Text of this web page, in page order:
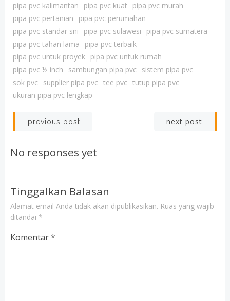
pipa pvc kalimantan
pipa pvc kuat
pipa pvc murah
pipa pvc pertanian
pipa pvc perumahan
pipa pvc standar sni
pipa pvc sulawesi
pipa pvc sumatera
pipa pvc tahan lama
pipa pvc terbaik
pipa pvc untuk proyek pipa pvc untuk rumah
pipa pvc ½ inch
sambungan pipa pvc
sistem pipa pvc
sok pvc
supplier pipa pvc tee pvc tutup pipa pvc
ukuran pipa pvc lengkap
Post
navigation
previous post next post
No responses yet
Tinggalkan Balasan
Alamat email Anda tidak akan dipublikasikan. Ruas yang wajib
ditandai *
Komentar*